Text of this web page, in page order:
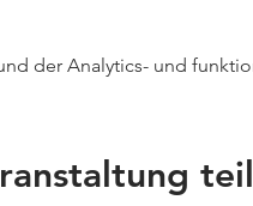
der Analytics- und